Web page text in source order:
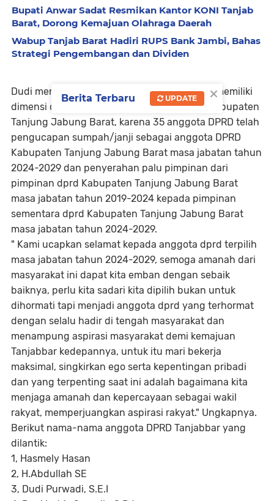
Bupati Anwar Sadat Resmikan Kantor KONI Tanjab
Barat, Dorong Kemajuan Olahraga Daerah
Wabup Tanjab Barat Hadiri RUPS Bank Jambi, Bahas
Strategi Pengembangan dan Dividen
Dudi menyampaikan bahwa, tahun 2024 ini, memiliki
dimensi dan arti yang sangat penting bagi Kabupaten
Tanjung Jabung Barat, karena 35 anggota DPRD telah
pengucapan sumpah/janji sebagai anggota DPRD
Kabupaten Tanjung Jabung Barat masa jabatan tahun
2024-2029 dan penyerahan palu pimpinan dari
pimpinan dprd Kabupaten Tanjung Jabung Barat
masa jabatan tahun 2019-2024 kepada pimpinan
sementara dprd Kabupaten Tanjung Jabung Barat
masa jabatan tahun 2024-2029.
" Kami ucapkan selamat kepada anggota dprd terpilih
masa jabatan tahun 2024-2029, semoga amanah dari
masyarakat ini dapat kita emban dengan sebaik
baiknya, perlu kita sadari kita dipilih bukan untuk
dihormati tapi menjadi anggota dprd yang terhormat
dengan selalu hadir di tengah masyarakat dan
menampung aspirasi masyarakat demi kemajuan
Tanjabbar kedepannya, untuk itu mari bekerja
maksimal, singkirkan ego serta kepentingan pribadi
dan yang terpenting saat ini adalah bagaimana kita
menjaga amanah dan kepercayaan sebagai wakil
rakyat, memperjuangkan aspirasi rakyat." Ungkapnya.
Berikut nama-nama anggota DPRD Tanjabbar yang
dilantik:
1, Hasmely Hasan
2, H.Abdullah SE
3, Dudi Purwadi, S.E.I
×
Berita Terbaru UPDATE